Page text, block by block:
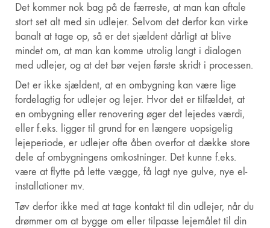
Det kommer nok bag på de færreste, at man kan aftale
stort set alt med sin udlejer. Selvom det derfor kan virke
banalt at tage op, så er det sjældent dårligt at blive
mindet om, at man kan komme utrolig langt i dialogen
med udlejer, og at det bør vejen første skridt i processen.
Det er ikke sjældent, at en ombygning kan være lige
fordelagtig for udlejer og lejer. Hvor det er tilfældet, at
en ombygning eller renovering øger det lejedes værdi,
eller f.eks. ligger til grund for en længere uopsigelig
lejeperiode, er udlejer ofte åben overfor at dække store
dele af ombygningens omkostninger. Det kunne f.eks.
være at flytte på lette vægge, få lagt nye gulve, nye el-
installationer mv.
Tøv derfor ikke med at tage kontakt til din udlejer, når du
drømmer om at bygge om eller tilpasse lejemålet til din